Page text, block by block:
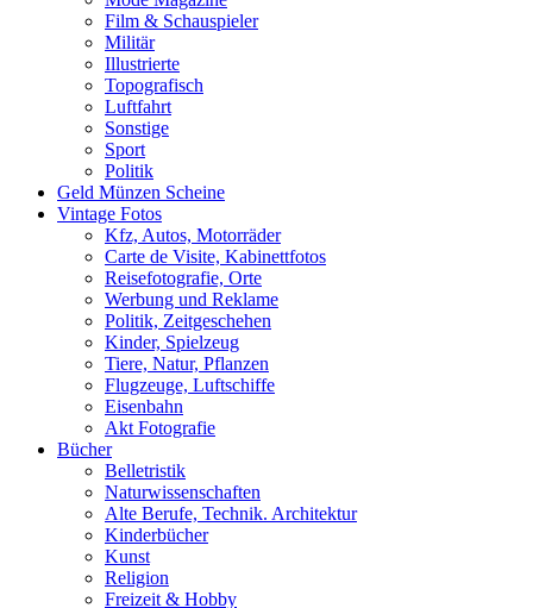
Film & Schauspieler
Militär
Illustrierte
Topografisch
Luftfahrt
Sonstige
Sport
Politik
Geld Münzen Scheine
Vintage Fotos
Kfz, Autos, Motorräder
Carte de Visite, Kabinettfotos
Reisefotografie, Orte
Werbung und Reklame
Politik, Zeitgeschehen
Kinder, Spielzeug
Tiere, Natur, Pflanzen
Flugzeuge, Luftschiffe
Eisenbahn
Akt Fotografie
Bücher
Belletristik
Naturwissenschaften
Alte Berufe, Technik. Architektur
Kinderbücher
Kunst
Religion
Freizeit & Hobby